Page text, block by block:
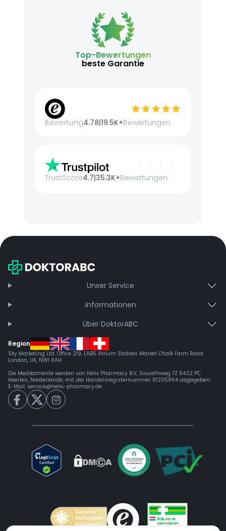
Top-Bewertungen
beste Garantie
Bewertung4.78|19.5K+Bewertungen
TrustScore4.7|35.3K+Bewertungen
Unser Service
Informationen
Über DoktorABC
Region
Sky Marketing Ltd. Office 219, LABS Atrium Stables Market Chalk Farm Road
London, UK, NW1 8AH
Die Medikamente werden von Helix Pharmacy B.V, Sourethweg 7Z 6422 PC
Heerlen, Niederlande, mit der Handelsregisternummer 81205864 abgegeben.
E-Mail: service@helix-pharmacy.de